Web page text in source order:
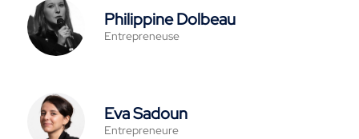
Philippine Dolbeau
Entrepreneuse
Eva Sadoun
Entrepreneure